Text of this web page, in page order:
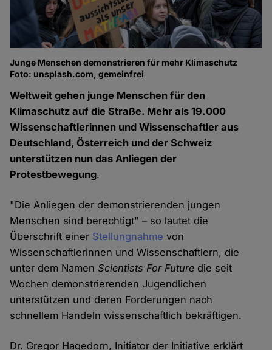
Junge Menschen demonstrieren für mehr Klimaschutz
Foto: unsplash.com, gemeinfrei
Weltweit gehen junge Menschen für den
Klimaschutz auf die Straße. Mehr als 19.000
Wissenschaftlerinnen und Wissenschaftler aus
Deutschland, Österreich und der Schweiz
unterstützen nun das Anliegen der
Protestbewegung.
"Die Anliegen der demonstrierenden jungen
Menschen sind berechtigt" – so lautet die
Überschrift einer Stellungnahme von
Wissenschaftlerinnen und Wissenschaftlern, die
unter dem NamenScientists For Future die seit
Wochen demonstrierenden Jugendlichen
unterstützen und deren Forderungen nach
schnellem Handeln wissenschaftlich bekräftigen.
Dr. Gregor Hagedorn, Initiator der Initiative erklärt